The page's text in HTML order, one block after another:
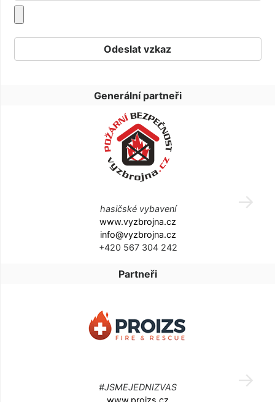
Generální partneři
hasičské vybavení
www.vyzbrojna.cz
info@vyzbrojna.cz
+420 567 304 242
Partneři
#JSMEJEDNIZVAS